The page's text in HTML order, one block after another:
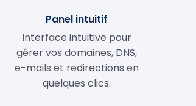
Panel intuitif
Interface intuitive pour
gérer vos domaines, DNS,
e-mails et redirections en
quelques clics.